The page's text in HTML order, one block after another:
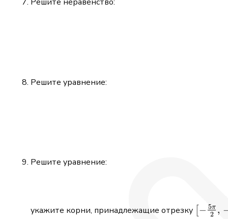
Решите уравнение:
Решите уравнение:
укажите корни, принадлежащие отрезку \bigl[-
− 2
5π ,